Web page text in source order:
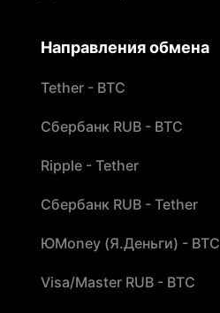
Направления обмена
Tether - BTC
Сбербанк RUB - BTC
Ripple - Tether
Сбербанк RUB - Tether
ЮMoney (Я.Деньги) - BTC
Visa/Master RUB - BTC